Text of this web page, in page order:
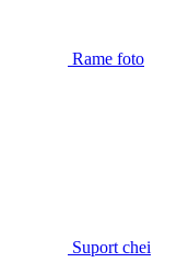
Rame foto
Suport chei